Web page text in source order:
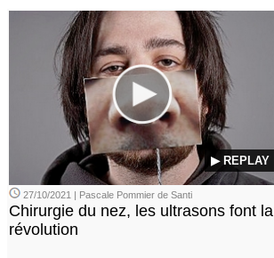
▶ REPLAY
27/10/2021 | Pascale Pommier de Santi
Chirurgie du nez, les ultrasons font la
révolution